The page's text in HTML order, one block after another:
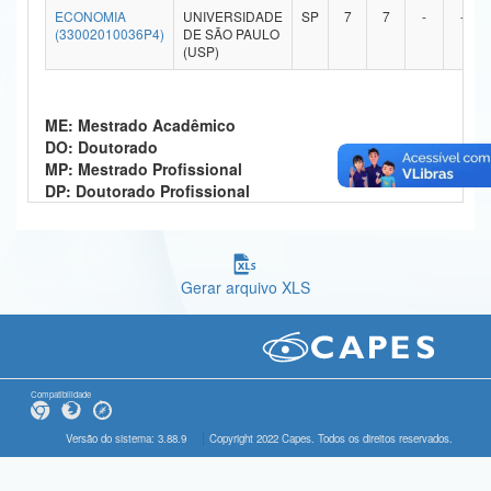
Ministério da Ciência, Tecnologia, Inovações e Comunicações
Ministério do Meio Ambiente
Ministério do Desenvolvimento Regional
Controladoria-Geral da União
Gabinete de Segurança Institucional
Advocacia-Geral da União
ECONOMIA
(33002010036P4)
UNIVERSIDADE
DE SÃO PAULO
(USP)
SP 7 7 - -
ME: Mestrado Acadêmico
DO: Doutorado
MP: Mestrado Profissional
DP: Doutorado Profissional
Gerar arquivo XLS
Compatibilidade
Versão do sistema: 3.88.9 Copyright 2022 Capes. Todos os direitos reservados.